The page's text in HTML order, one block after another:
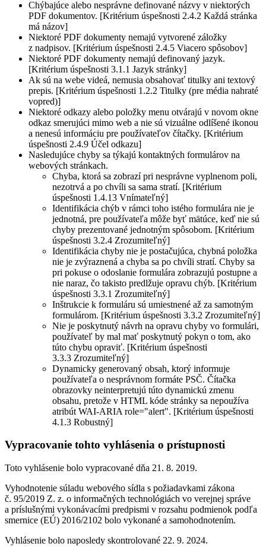
Chýbajúce alebo nesprávne definované názvy v niektorých
PDF dokumentov. [Kritérium úspešnosti 2.4.2 Každá stránka
má názov]
Niektoré PDF dokumenty nemajú vytvorené záložky
z nadpisov. [Kritérium úspešnosti 2.4.5 Viacero spôsobov]
Niektoré PDF dokumenty nemajú definovaný jazyk.
[Kritérium úspešnosti 3.1.1 Jazyk stránky]
Ak sú na webe videá, nemusia obsahovať titulky ani textový
prepis. [Kritérium úspešnosti 1.2.2 Titulky (pre média nahraté
vopred)]
Niektoré odkazy alebo položky menu otvárajú v novom okne
odkaz smerujúci mimo web a nie sú vizuálne odlíšené ikonou
a nenesú informáciu pre používateľov čítačky. [Kritérium
úspešnosti 2.4.9 Účel odkazu]
Nasledujúce chyby sa týkajú kontaktných formulárov na
webových stránkach.
Chyba, ktorá sa zobrazí pri nesprávne vyplnenom poli,
nezotrvá a po chvíli sa sama stratí. [Kritérium
úspešnosti 1.4.13 Vnímateľný]
Identifikácia chýb v rámci toho istého formulára nie je
jednotná, pre používateľa môže byť mätúce, keď nie sú
chyby prezentované jednotným spôsobom. [Kritérium
úspešnosti 3.2.4 Zrozumiteľný]
Identifikácia chyby nie je postačujúca, chybná položka
nie je zvýraznená a chyba sa po chvíli stratí. Chyby sa
pri pokuse o odoslanie formulára zobrazujú postupne a
nie naraz, čo takisto predlžuje opravu chýb. [Kritérium
úspešnosti 3.3.1 Zrozumiteľný]
Inštrukcie k formuláru sú umiestnené až za samotným
formulárom. [Kritérium úspešnosti 3.3.2 Zrozumiteľný]
Nie je poskytnutý návrh na opravu chyby vo formulári,
používateľ by mal mať poskytnutý pokyn o tom, ako
túto chybu opraviť. [Kritérium úspešnosti
3.3.3 Zrozumiteľný]
Dynamicky generovaný obsah, ktorý informuje
používateľa o nesprávnom formáte PSČ. Čítačka
obrazovky neinterpretujú túto dynamickú zmenu
obsahu, pretože v HTML kóde stránky sa nepoužíva
atribút WAI-ARIA role="alert". [Kritérium úspešnosti
4.1.3 Robustný]
Vypracovanie tohto vyhlásenia o prístupnosti
Toto vyhlásenie bolo vypracované dňa 21. 8. 2019.
Vyhodnotenie súladu webového sídla s požiadavkami zákona
č. 95/2019 Z. z. o informačných technológiách vo verejnej správe
a príslušnými vykonávacími predpismi v rozsahu podmienok podľa
smernice (EÚ) 2016/2102 bolo vykonané a samohodnotením.
Vyhlásenie bolo naposledy skontrolované 22. 9. 2024.